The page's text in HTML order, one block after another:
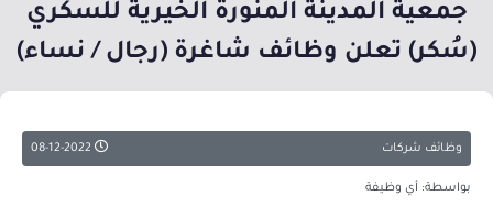
جمعية المدينة المنورة الخيرية للسكري
(سُكر) تعلن وظائف شاغرة (رجال / نساء)
وظائف شركات
بواسطة: أي وظيفة